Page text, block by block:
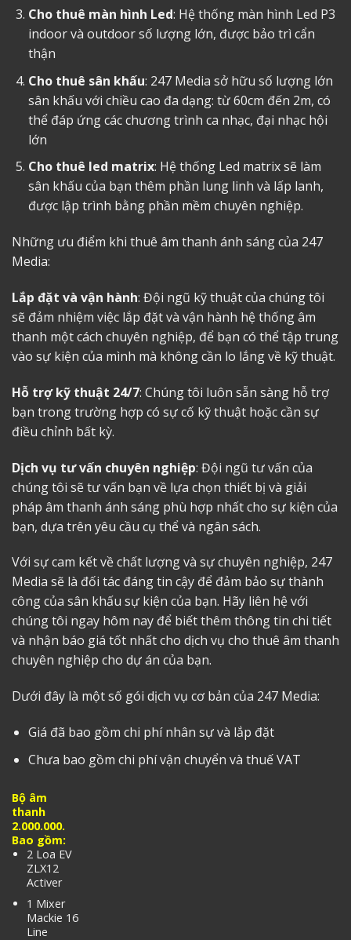
Cho thuê màn hình Led: Hệ thống màn hình Led P3
indoor và outdoor số lượng lớn, được bảo trì cẩn
thận
Cho thuê sân khấu: 247 Media sở hữu số lượng lớn
sân khấu với chiều cao đa dạng: từ 60cm đến 2m, có
thể đáp ứng các chương trình ca nhạc, đại nhạc hội
lớn
Cho thuê led matrix: Hệ thống Led matrix sẽ làm
sân khấu của bạn thêm phần lung linh và lấp lanh,
được lập trình bằng phần mềm chuyên nghiệp.
Những ưu điểm khi thuê âm thanh ánh sáng của 247
Media:
Lắp đặt và vận hành: Đội ngũ kỹ thuật của chúng tôi
sẽ đảm nhiệm việc lắp đặt và vận hành hệ thống âm
thanh một cách chuyên nghiệp, để bạn có thể tập trung
vào sự kiện của mình mà không cần lo lắng về kỹ thuật.
Hỗ trợ kỹ thuật 24/7: Chúng tôi luôn sẵn sàng hỗ trợ
bạn trong trường hợp có sự cố kỹ thuật hoặc cần sự
điều chỉnh bất kỳ.
Dịch vụ tư vấn chuyên nghiệp: Đội ngũ tư vấn của
chúng tôi sẽ tư vấn bạn về lựa chọn thiết bị và giải
pháp âm thanh ánh sáng phù hợp nhất cho sự kiện của
bạn, dựa trên yêu cầu cụ thể và ngân sách.
Với sự cam kết về chất lượng và sự chuyên nghiệp, 247
Media sẽ là đối tác đáng tin cậy để đảm bảo sự thành
công của sân khấu sự kiện của bạn. Hãy liên hệ với
chúng tôi ngay hôm nay để biết thêm thông tin chi tiết
và nhận báo giá tốt nhất cho dịch vụ cho thuê âm thanh
chuyên nghiệp cho dự án của bạn.
Dưới đây là một số gói dịch vụ cơ bản của 247 Media:
Giá đã bao gồm chi phí nhân sự và lắp đặt
Chưa bao gồm chi phí vận chuyển và thuế VAT
Bộ âm
thanh
2.000.000.
Bao gồm:
2 Loa EV
ZLX12
Activer
1 Mixer
Mackie 16
Line